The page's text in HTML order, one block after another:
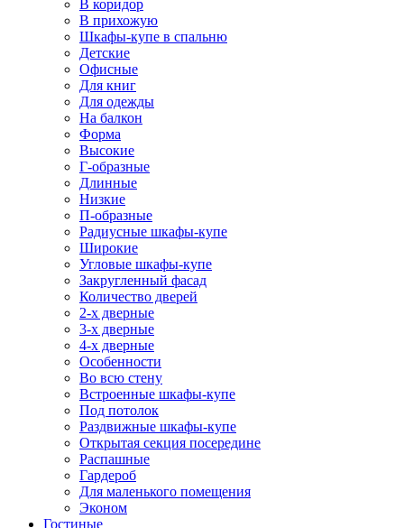
В коридор
В прихожую
Шкафы-купе в спальню
Детские
Офисные
Для книг
Для одежды
На балкон
Форма
Высокие
Г-образные
Длинные
Низкие
П-образные
Радиусные шкафы-купе
Широкие
Угловые шкафы-купе
Закругленный фасад
Количество дверей
2-х дверные
3-х дверные
4-х дверные
Особенности
Во всю стену
Встроенные шкафы-купе
Под потолок
Раздвижные шкафы-купе
Открытая секция посередине
Распашные
Гардероб
Для маленького помещения
Эконом
Гостиные